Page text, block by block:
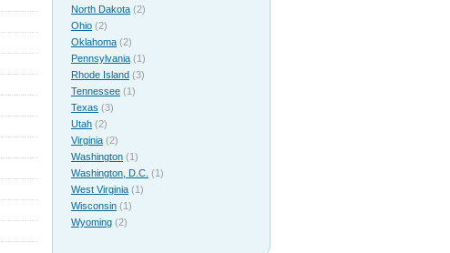
North Dakota (2)
Ohio (2)
Oklahoma (2)
Pennsylvania (1)
Rhode Island (3)
Tennessee (1)
Texas (3)
Utah (2)
Virginia (2)
Washington (1)
Washington, D.C. (1)
West Virginia (1)
Wisconsin (1)
Wyoming (2)